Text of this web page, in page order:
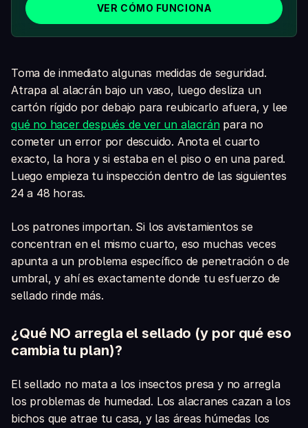
VER CÓMO FUNCIONA
Toma de inmediato algunas medidas de seguridad.
Atrapa al alacrán bajo un vaso, luego desliza un
cartón rígido por debajo para reubicarlo afuera, y lee
qué no hacer después de ver un alacránpara no
cometer un error por descuido. Anota el cuarto
exacto, la hora y si estaba en el piso o en una pared.
Luego empieza tu inspección dentro de las siguientes
24 a 48 horas.
Los patrones importan. Si los avistamientos se
concentran en el mismo cuarto, eso muchas veces
apunta a un problema específico de penetración o de
umbral, y ahí es exactamente donde tu esfuerzo de
sellado rinde más.
¿Qué NO arregla el sellado (y por qué eso
cambia tu plan)?
El sellado no mata a los insectos presa y no arregla
los problemas de humedad. Los alacranes cazan a los
bichos que atrae tu casa, y las áreas húmedas los